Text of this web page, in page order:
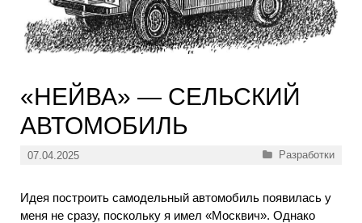
«НЕЙВА» — СЕЛЬСКИЙ
АВТОМОБИЛЬ
07.04.2025 Рубрики
Разработки
Идея построить самодельный автомобиль появилась у
меня не сразу, поскольку я имел «Москвич». Однако